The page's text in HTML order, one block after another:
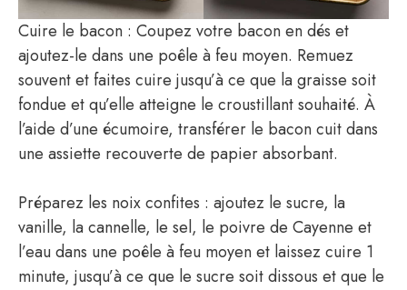
Cuire le bacon : Coupez votre bacon en dés et
ajoutez-le dans une poêle à feu moyen. Remuez
souvent et faites cuire jusqu’à ce que la graisse soit
fondue et qu’elle atteigne le croustillant souhaité. À
l’aide d’une écumoire, transférer le bacon cuit dans
une assiette recouverte de papier absorbant.
Préparez les noix confites : ajoutez le sucre, la
vanille, la cannelle, le sel, le poivre de Cayenne et
l’eau dans une poêle à feu moyen et laissez cuire 1
minute, jusqu’à ce que le sucre soit dissous et que le